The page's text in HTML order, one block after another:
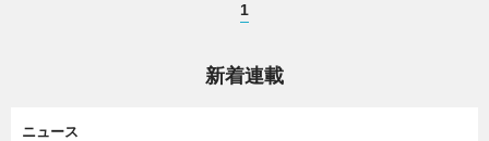
1
新着連載
ニュース